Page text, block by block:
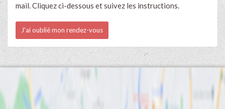
mail. Cliquez ci-dessous et suivez les instructions.
J'ai oublié mon rendez-vous